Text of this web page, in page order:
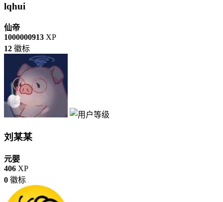
lqhui
仙帝
1000000913 XP
12 徽标
刘某某
元婴
406 XP
0 徽标